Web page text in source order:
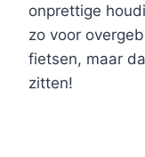
onprettige
zo voor
fietsen, maar
zitten!